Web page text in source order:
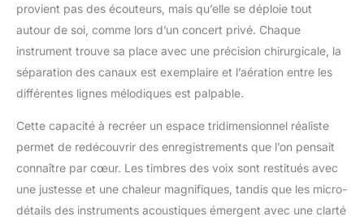
combined with a metal
construction for
Making Connections:
ANANDA comes with our
updated 3.5mm
This offers users the
most robust headphone
connector we have ever
maximum survivability
and enhanced longevity.
provient pas des écouteurs, mais qu’elle se déploie tout
autour de soi, comme lors d’un concert privé. Chaque
instrument trouve sa place avec une précision chirurgicale, la
séparation des canaux est exemplaire et l’aération entre les
différentes lignes mélodiques est palpable.
Cette capacité à recréer un espace tridimensionnel réaliste
permet de redécouvrir des enregistrements que l’on pensait
connaître par cœur. Les timbres des voix sont restitués avec
une justesse et une chaleur magnifiques, tandis que les micro-
détails des instruments acoustiques émergent avec une clarté